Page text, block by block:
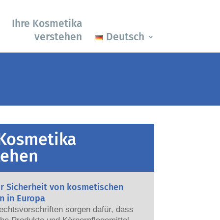
Ihre Kosmetika
verstehen
Deutsch
Sicherheit von kosmetischen
in Europa
sorgen dafür, dass